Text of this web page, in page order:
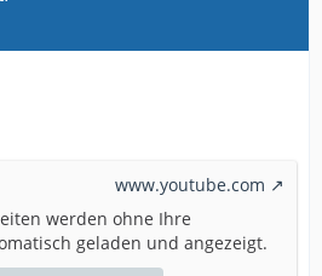
www.youtube.com
werden ohne Ihre
geladen und angezeigt.